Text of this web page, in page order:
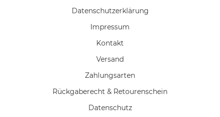
Daten­schutz­erklärung
Impressum
Kontakt
Versand
Zahlungsarten
Rückgaberecht & Retourenschein
Datenschutz